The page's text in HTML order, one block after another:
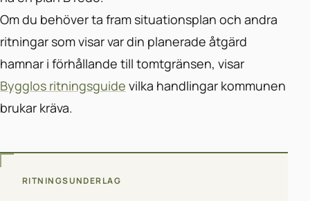
Om du behöver ta fram situationsplan och andra
ritningar som visar var din planerade åtgärd
hamnar i förhållande till tomtgränsen, visar
Bygglos ritningsguide vilka handlingar kommunen
brukar kräva.
RITNINGSUNDERLAG